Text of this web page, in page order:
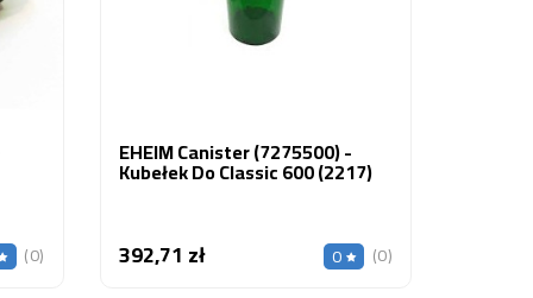
(0)
EHEIM Canister (7275500) -
Kubełek Do Classic 600 (2217)
392,71 złCena 0 (0)